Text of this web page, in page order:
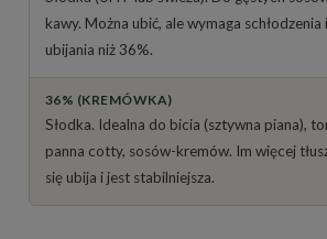
kawy. Można ubić, ale wymaga schłodzenia
ubijania niż 36%.
36% (KREMÓWKA)
Słodka. Idealna do bicia (sztywna piana),
panna cotty, sosów-kremów. Im więcej
się ubija i jest stabilniejsza.